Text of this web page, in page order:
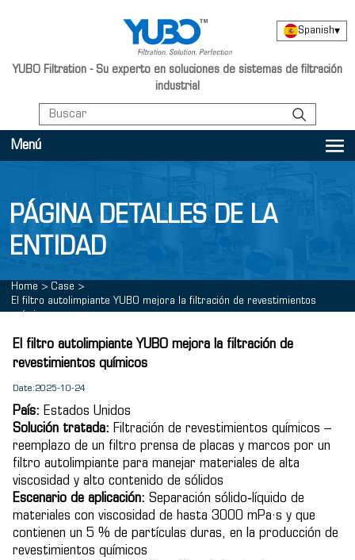
YUBO Filtration - Su experto en soluciones de sistemas de filtración
industrial
Spanish▾
Menú
PÁGINA DETALLES DE LA
ENTIDAD
Home > Case >
El filtro autolimpiante YUBO mejora la filtración de revestimientos
químicos
El filtro autolimpiante YUBO mejora la filtración de
revestimientos químicos
Date:2025-10-24
País: Estados Unidos
Solución tratada: Filtración de revestimientos químicos –
reemplazo de un filtro prensa de placas y marcos por un
filtro autolimpiante para manejar materiales de alta
viscosidad y alto contenido de sólidos
Escenario de aplicación: Separación sólido‑líquido de
materiales con viscosidad de hasta 3000 mPa·s y que
contienen un 5 % de partículas duras, en la producción de
revestimientos químicos